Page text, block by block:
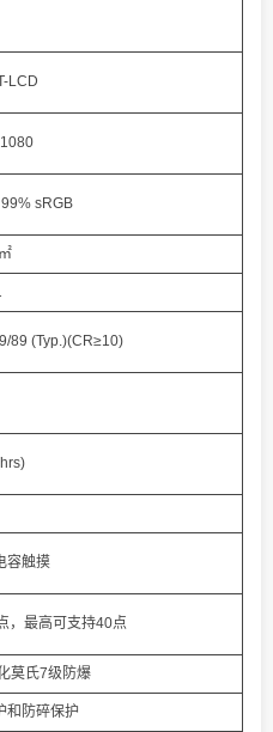
LCD
sRGB
89 (Typ.)(CR≥10)
容触摸
，最高可支持40点
莫氏7级防爆
和防碎保护